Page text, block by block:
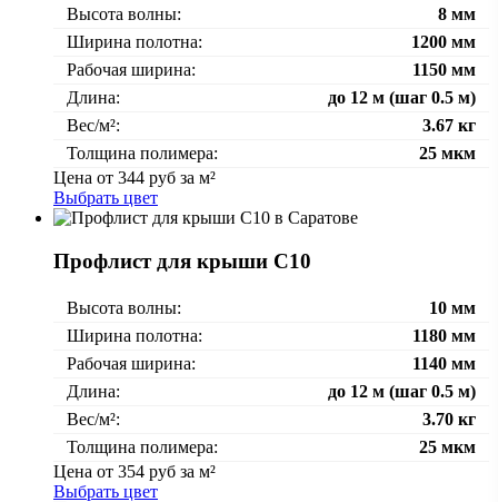
Высота волны:
8 мм
Ширина полотна:
1200 мм
Рабочая ширина:
1150 мм
Длина:
до 12 м (шаг 0.5 м)
Вес/м²:
3.67 кг
Толщина полимера:
25 мкм
Цена от 344 руб за м²
Выбрать цвет
Профлист для крыши С10
Высота волны:
10 мм
Ширина полотна:
1180 мм
Рабочая ширина:
1140 мм
Длина:
до 12 м (шаг 0.5 м)
Вес/м²:
3.70 кг
Толщина полимера:
25 мкм
Цена от 354 руб за м²
Выбрать цвет